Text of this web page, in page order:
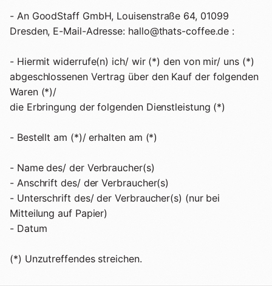
- An GoodStaff GmbH, Louisenstraße 64, 01099
Dresden, E-Mail-Adresse: hallo@thats-coffee.de :
- Hiermit widerrufe(n) ich/ wir (*) den von mir/ uns (*)
abgeschlossenen Vertrag über den Kauf der folgenden
Waren (*)/
die Erbringung der folgenden Dienstleistung (*)
- Bestellt am (*)/ erhalten am (*)
- Name des/ der Verbraucher(s)
- Anschrift des/ der Verbraucher(s)
- Unterschrift des/ der Verbraucher(s) (nur bei
Mitteilung auf Papier)
- Datum
(*) Unzutreffendes streichen.